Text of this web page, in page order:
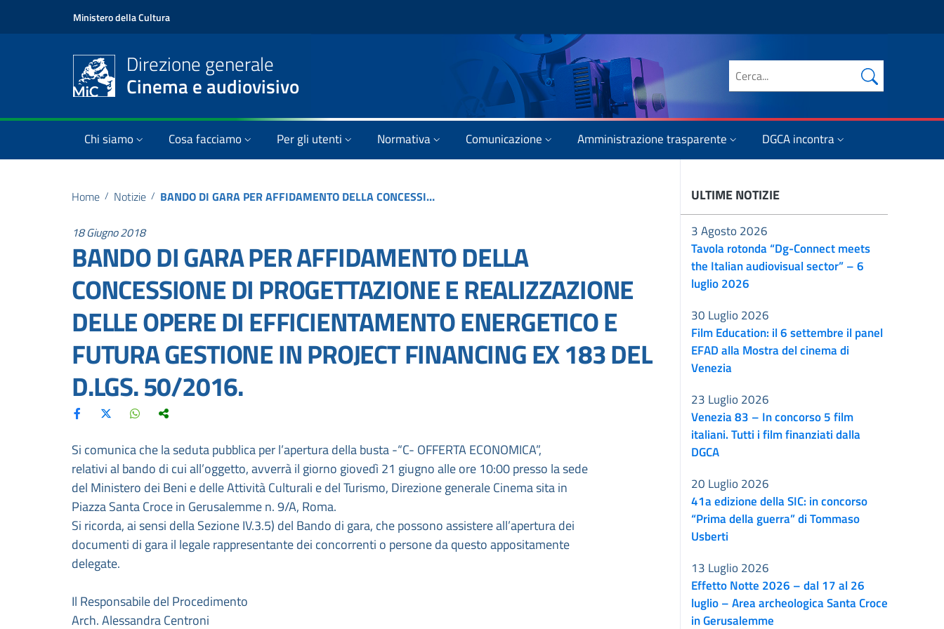
Ministero della Cultura
Direzione generale
Cinema e audiovisivo Cerca nel sito
Chi siamo Cosa facciamo Per gli utenti Normativa Comunicazione Amministrazione trasparente DGCA incontra
Home / Notizie / BANDO DI GARA PER AFFIDAMENTO DELLA CONCESSIONE DI PROGETTAZIONE E REALIZZAZIONE DELLE OPERE DI EFFICIENTAMENTO ENERGETICO E FUTURA GESTIONE IN PROJECT FINANCING EX 183 DEL D.LGS. 50/2016.
18 Giugno 2018
BANDO DI GARA PER AFFIDAMENTO DELLA
CONCESSIONE DI PROGETTAZIONE E REALIZZAZIONE
DELLE OPERE DI EFFICIENTAMENTO ENERGETICO E
FUTURA GESTIONE IN PROJECT FINANCING EX 183 DEL
D.LGS. 50/2016.
Si comunica che la seduta pubblica per l’apertura della busta -“C- OFFERTA ECONOMICA”,
relativi al bando di cui all’oggetto, avverrà il giorno giovedì 21 giugno alle ore 10:00 presso la sede
del Ministero dei Beni e delle Attività Culturali e del Turismo, Direzione generale Cinema sita in
Piazza Santa Croce in Gerusalemme n. 9/A, Roma.
Si ricorda, ai sensi della Sezione IV.3.5) del Bando di gara, che possono assistere all’apertura dei
documenti di gara il legale rappresentante dei concorrenti o persone da questo appositamente
delegate.
Il Responsabile del Procedimento
Arch. Alessandra Centroni
ULTIME NOTIZIE
Tavola rotonda “Dg-Connect meets
the Italian audiovisual sector” – 6
luglio 2026
3 Agosto 2026
Film Education: il 6 settembre il panel
EFAD alla Mostra del cinema di
Venezia
30 Luglio 2026
Venezia 83 – In concorso 5 film
italiani. Tutti i film finanziati dalla
DGCA
23 Luglio 2026
41a edizione della SIC: in concorso
“Prima della guerra” di Tommaso
Usberti
20 Luglio 2026
Effetto Notte 2026 – dal 17 al 26
luglio – Area archeologica Santa Croce
in Gerusalemme
13 Luglio 2026